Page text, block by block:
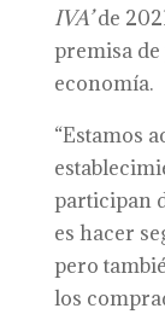
IVA’de
premisa
economía.
“Estamos
participan
es hacer
pero
los